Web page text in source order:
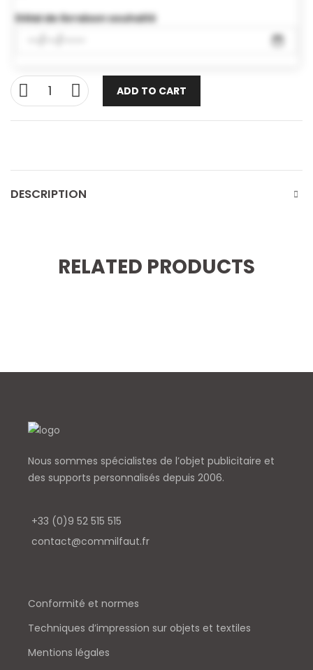
Délai de livraison souhaité
ADD TO CART
DESCRIPTION
RELATED PRODUCTS
Nous sommes spécialistes de l’objet publicitaire et
des supports personnalisés depuis 2006.
+33 (0)9 52 515 515
contact@commilfaut.fr
Conformité et normes
Techniques d’impression sur objets et textiles
Mentions légales